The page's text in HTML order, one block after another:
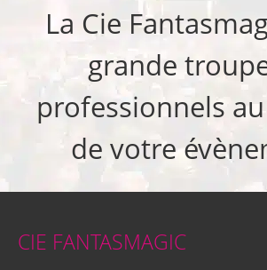
La Cie
grande
professionnels
de votre
CIE FANTASMAGIC